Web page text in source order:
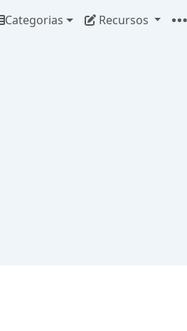
Categorias Recursos